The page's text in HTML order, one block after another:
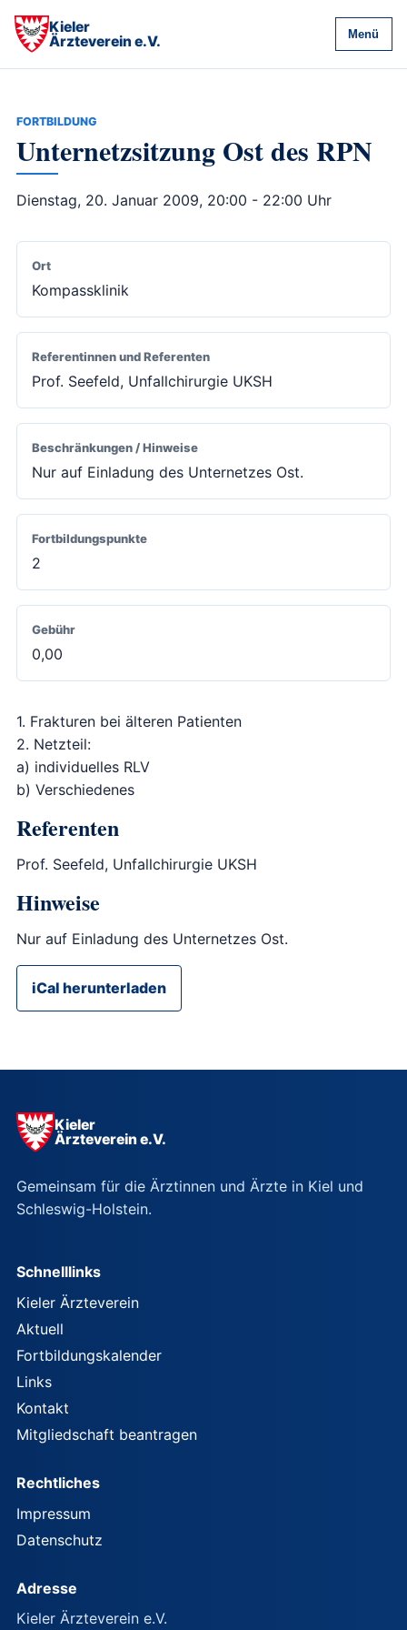
Kieler
Ärzteverein e.V.
Menü
FORTBILDUNG
Unternetzsitzung Ost des RPN
Dienstag, 20. Januar 2009, 20:00 - 22:00 Uhr
Ort
Kompassklinik
Referentinnen und Referenten
Prof. Seefeld, Unfallchirurgie UKSH
Beschränkungen / Hinweise
Nur auf Einladung des Unternetzes Ost.
Fortbildungspunkte
2
Gebühr
0,00
1. Frakturen bei älteren Patienten
2. Netzteil:
a) individuelles RLV
b) Verschiedenes
Referenten
Prof. Seefeld, Unfallchirurgie UKSH
Hinweise
Nur auf Einladung des Unternetzes Ost.
iCal herunterladen
Kieler
Ärzteverein e.V.
Gemeinsam für die Ärztinnen und Ärzte in Kiel und
Schleswig-Holstein.
Schnelllinks
Kieler Ärzteverein
Aktuell
Fortbildungskalender
Links
Kontakt
Mitgliedschaft beantragen
Rechtliches
Impressum
Datenschutz
Adresse
Kieler Ärzteverein e.V.